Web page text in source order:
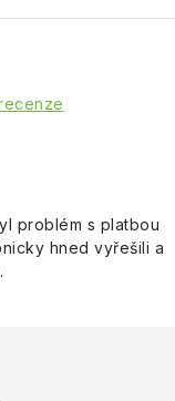
problém s platbou
hned vyřešili a